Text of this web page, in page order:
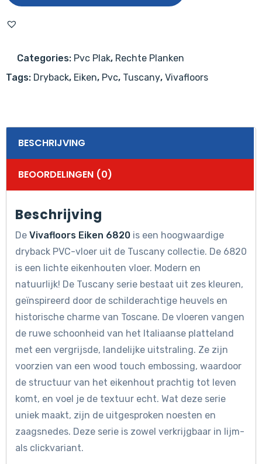
aantal
Categories: Pvc Plak, Rechte Planken
Tags: Dryback, Eiken, Pvc, Tuscany, Vivafloors
BESCHRIJVING
BEOORDELINGEN (0)
Beschrijving
De Vivafloors Eiken 6820 is een hoogwaardige
dryback PVC-vloer uit de Tuscany collectie. De 6820
is een lichte eikenhouten vloer. Modern en
natuurlijk! De Tuscany serie bestaat uit zes kleuren,
geïnspireerd door de schilderachtige heuvels en
historische charme van Toscane. De vloeren vangen
de ruwe schoonheid van het Italiaanse platteland
met een vergrijsde, landelijke uitstraling. Ze zijn
voorzien van een wood touch embossing, waardoor
de structuur van het eikenhout prachtig tot leven
komt, en voel je de textuur echt. Wat deze serie
uniek maakt, zijn de uitgesproken noesten en
zaagsnedes. Deze serie is zowel verkrijgbaar in lijm-
als clickvariant.